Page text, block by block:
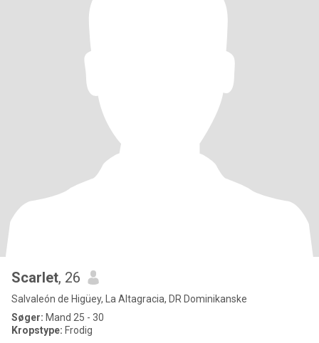
Scarlet, 26
Salvaleón de Higüey, La Altagracia, DR Dominikanske
Søger: Mand 25 - 30
Kropstype: Frodig